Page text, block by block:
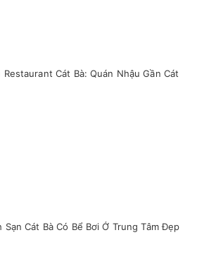
Cát Bà: Quán Nhậu Gần Cát
Sạn Cát Bà Có Bể Bơi Ở Trung Tâm Đẹp